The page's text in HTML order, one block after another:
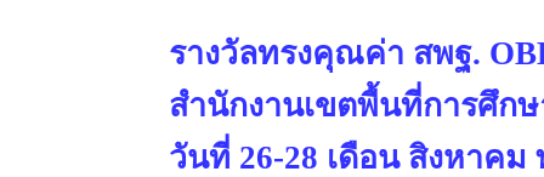
รางวัลทรงคุณค่า สพฐ.
สำนักงานเขตพื้นที่การศึก
วันที่ 26-28 เดือน สิงหาคม